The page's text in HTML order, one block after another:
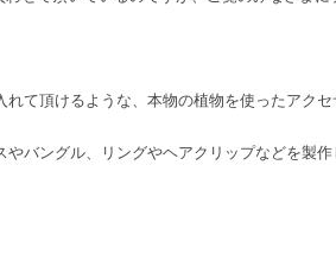
て頂けるような、本物の植物を使ったアクセ
バングル、リングやヘアクリップなどを製作